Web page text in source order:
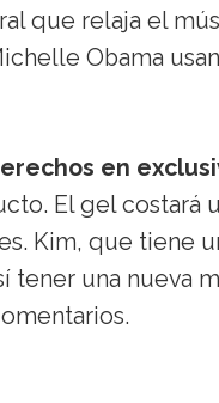
que relaja el
Obama
en
El gel costará
Kim, que tiene
tener una nueva